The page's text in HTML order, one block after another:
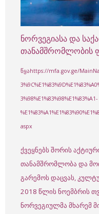
ნორვეგიასა და
თანამშრომლობის
წყაhttps://mfa.gov.ge/
3%98%E1%83%98%E1%83%A1-
aspx
ქვეყნებს შორის
თანამშრომლობა და
გარემოს დაცვას,
2018 წლის ნოემბრის
ნორვეგიულმა მხარემ